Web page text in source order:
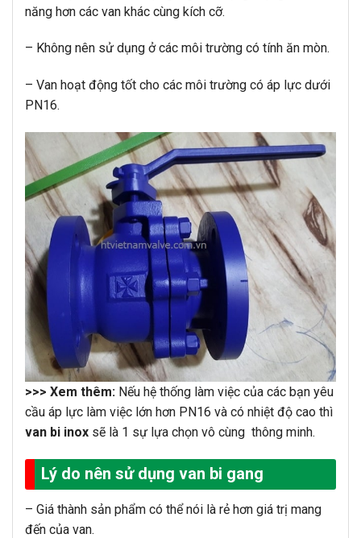
năng hơn các van khác cùng kích cỡ.
– Không nên sử dụng ở các môi trường có tính ăn mòn.
– Van hoạt động tốt cho các môi trường có áp lực dưới
PN16.
>>> Xem thêm: Nếu hệ thống làm việc của các bạn yêu
cầu áp lực làm việc lớn hơn PN16 và có nhiệt độ cao thì
van bi inox sẽ là 1 sự lựa chọn vô cùng thông minh.
Lý do nên sử dụng van bi gang
– Giá thành sản phẩm có thể nói là rẻ hơn giá trị mang
đến của van.